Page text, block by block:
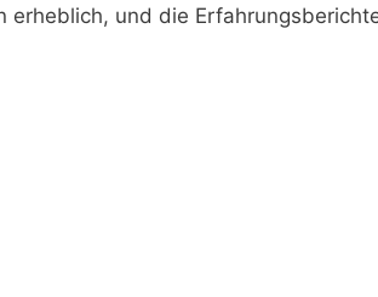
erheblich, und die